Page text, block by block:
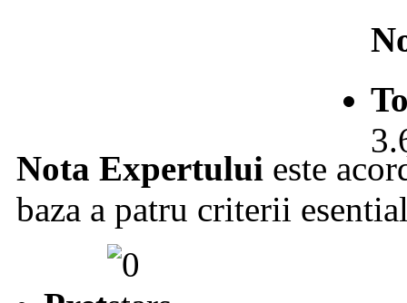
Nota Expertului este
baza a patru criterii